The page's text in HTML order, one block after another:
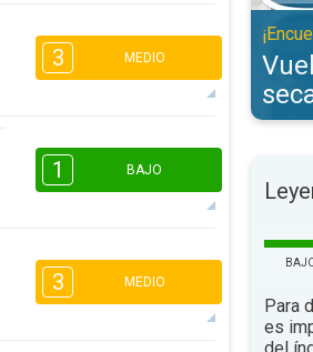
3 MEDIO
16:00
1 BAJO
16:00
51°
3 MEDIO
Para
es
del